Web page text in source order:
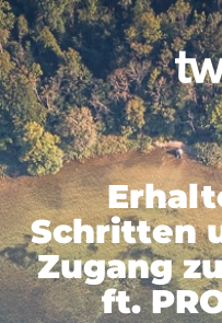
Schritten
Zugang
ft.